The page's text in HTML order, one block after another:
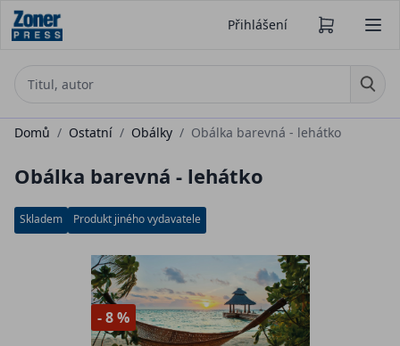
Přihlášení
Domů / Ostatní / Obálky / Obálka barevná - lehátko
Obálka barevná - lehátko
Skladem Produkt jiného vydavatele
- 8 %